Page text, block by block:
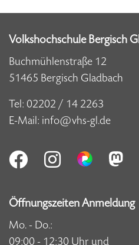
Volkshochschule Bergisch
Buchmühlenstraße 12
51465 Bergisch Gladbach
Tel: 02202 / 14 2263
E-Mail: info@vhs-gl.de
Öffnungszeiten Anmeldung
Mo. - Do.:
09:00 - 12:30 Uhr und